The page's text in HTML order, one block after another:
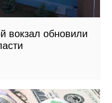
вокзал обновили